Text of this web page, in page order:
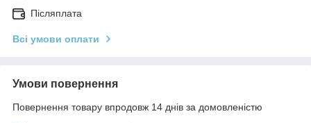
Післяплата
Всі умови оплати
Умови повернення
Повернення товару впродовж 14 днів за домовленістю